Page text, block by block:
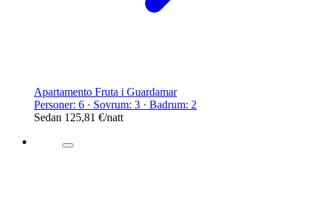
Apartamento Fruta i Guardamar
Personer: 6 · Sovrum: 3 · Badrum: 2
Sedan 125,81 €/natt